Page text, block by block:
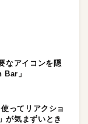
なアイコンを隠
」
ってリアクショ
が気まずいとき